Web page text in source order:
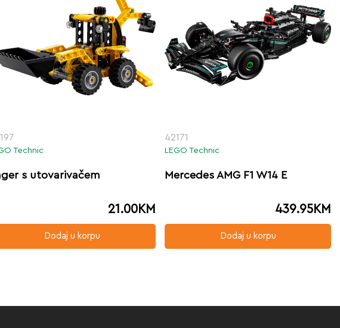
Technic
s utovarivačem
21.00KM
Dodaj u korpu
42171
LEGO Technic
Mercedes AMG F1 W14 E
439.95KM
Dodaj u korpu